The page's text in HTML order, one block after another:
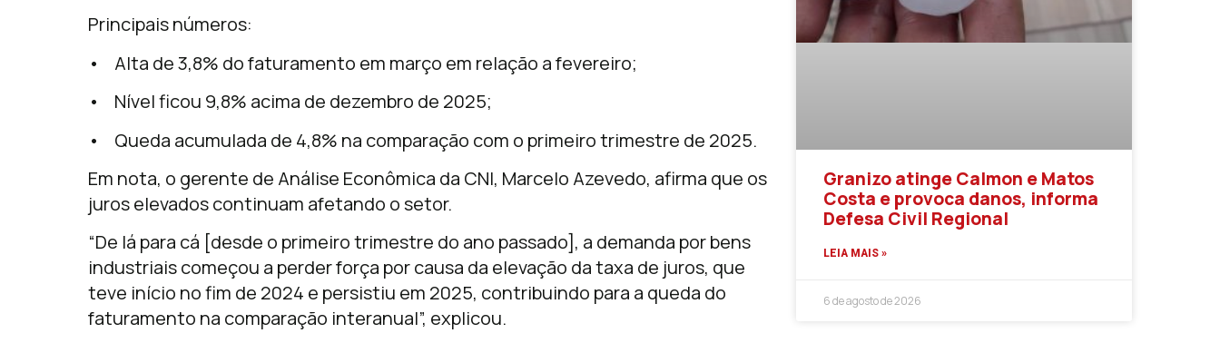
Principais números:
• Alta de 3,8% do faturamento em março em relação a fevereiro;
• Nível ficou 9,8% acima de dezembro de 2025;
• Queda acumulada de 4,8% na comparação com o primeiro trimestre de 2025.
Em nota, o gerente de Análise Econômica da CNI, Marcelo Azevedo, afirma que os
juros elevados continuam afetando o setor.
“De lá para cá [desde o primeiro trimestre do ano passado], a demanda por bens
industriais começou a perder força por causa da elevação da taxa de juros, que
teve início no fim de 2024 e persistiu em 2025, contribuindo para a queda do
faturamento na comparação interanual”, explicou.
Granizo atinge Calmon e Matos
Costa e provoca danos, informa
Defesa Civil Regional
LEIA MAIS »
6 de agosto de 2026